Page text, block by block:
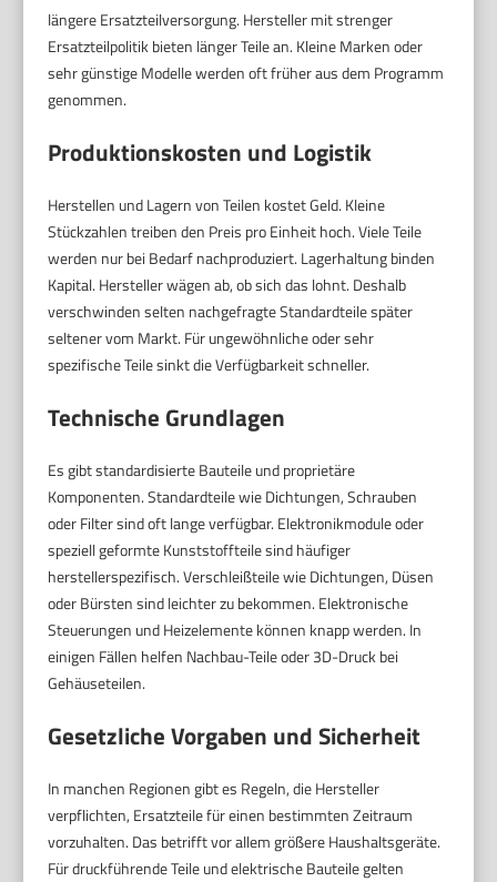
längere Ersatzteilversorgung. Hersteller mit strenger
Ersatzteilpolitik bieten länger Teile an. Kleine Marken oder
sehr günstige Modelle werden oft früher aus dem Programm
genommen.
Produktionskosten und Logistik
Herstellen und Lagern von Teilen kostet Geld. Kleine
Stückzahlen treiben den Preis pro Einheit hoch. Viele Teile
werden nur bei Bedarf nachproduziert. Lagerhaltung binden
Kapital. Hersteller wägen ab, ob sich das lohnt. Deshalb
verschwinden selten nachgefragte Standardteile später
seltener vom Markt. Für ungewöhnliche oder sehr
spezifische Teile sinkt die Verfügbarkeit schneller.
Technische Grundlagen
Es gibt standardisierte Bauteile und proprietäre
Komponenten. Standardteile wie Dichtungen, Schrauben
oder Filter sind oft lange verfügbar. Elektronikmodule oder
speziell geformte Kunststoffteile sind häufiger
herstellerspezifisch. Verschleißteile wie Dichtungen, Düsen
oder Bürsten sind leichter zu bekommen. Elektronische
Steuerungen und Heizelemente können knapp werden. In
einigen Fällen helfen Nachbau-Teile oder 3D-Druck bei
Gehäuseteilen.
Gesetzliche Vorgaben und Sicherheit
In manchen Regionen gibt es Regeln, die Hersteller
verpflichten, Ersatzteile für einen bestimmten Zeitraum
vorzuhalten. Das betrifft vor allem größere Haushaltsgeräte.
Für druckführende Teile und elektrische Bauteile gelten